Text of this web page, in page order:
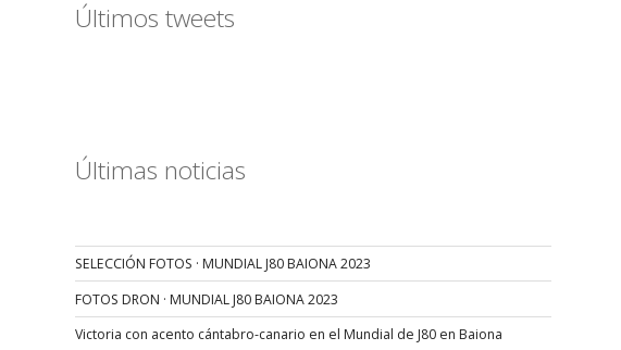
Últimos tweets
Últimas noticias
SELECCIÓN FOTOS · MUNDIAL J80 BAIONA 2023
FOTOS DRON · MUNDIAL J80 BAIONA 2023
Victoria con acento cántabro-canario en el Mundial de J80 en Baiona